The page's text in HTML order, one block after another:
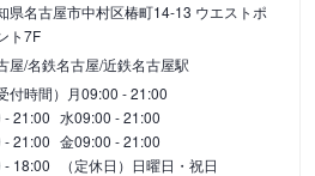
県名古屋市中村区椿町14-13 ウエストポ
ト7F
屋/名鉄名古屋/近鉄名古屋駅
付時間） 月09:00 - 21:00
- 21:00 水09:00 - 21:00
- 21:00 金09:00 - 21:00
- 18:00 （定休日）日曜日・祝日